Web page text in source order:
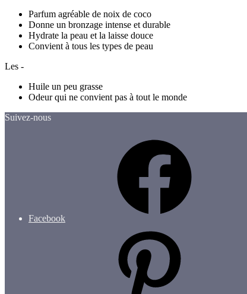
Parfum agréable de noix de coco
Donne un bronzage intense et durable
Hydrate la peau et la laisse douce
Convient à tous les types de peau
Les -
Huile un peu grasse
Odeur qui ne convient pas à tout le monde
Suivez-nous
Facebook